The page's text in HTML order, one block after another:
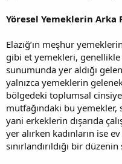
Yöresel Yemeklerin Arka
Elazığ’ın meşhur
gibi et yemekleri, genellikle
sunumunda yer aldığı
yalnızca yemeklerin
bölgedeki toplumsal cinsiyet
mutfağındaki bu yemekler,
yani erkeklerin dışarıda
yer alırken kadınların ise
sınırlandırıldığı bir